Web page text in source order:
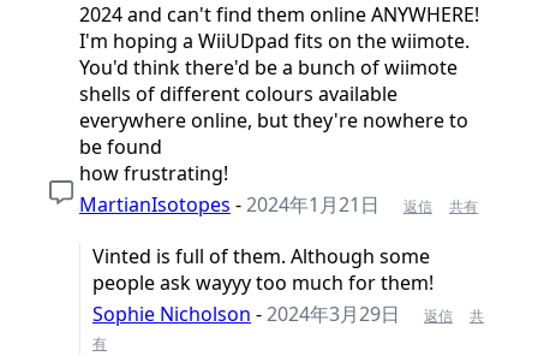
2024 and can't find them online ANYWHERE!
I'm hoping a WiiUDpad fits on the wiimote.
You'd think there'd be a bunch of wiimote
shells of different colours available
everywhere online, but they're nowhere to
be found
how frustrating!
MartianIsotopes -2024年1月21日 返信 共有
Vinted is full of them. Although some
people ask wayyy too much for them!
Sophie Nicholson -2024年3月29日 返信
共
有